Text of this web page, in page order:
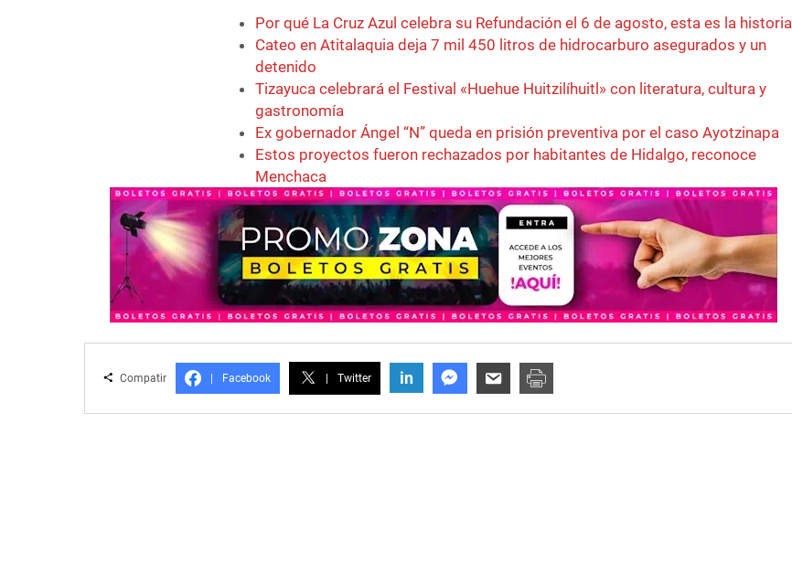
Por qué La Cruz Azul celebra su Refundación el 6 de agosto, esta es la historia
Cateo en Atitalaquia deja 7 mil 450 litros de hidrocarburo asegurados y un
detenido
Tizayuca celebrará el Festival «Huehue Huitzilíhuitl» con literatura, cultura y
gastronomía
Ex gobernador Ángel “N” queda en prisión preventiva por el caso Ayotzinapa
Estos proyectos fueron rechazados por habitantes de Hidalgo, reconoce
Menchaca
Compatir Facebook Twitter in